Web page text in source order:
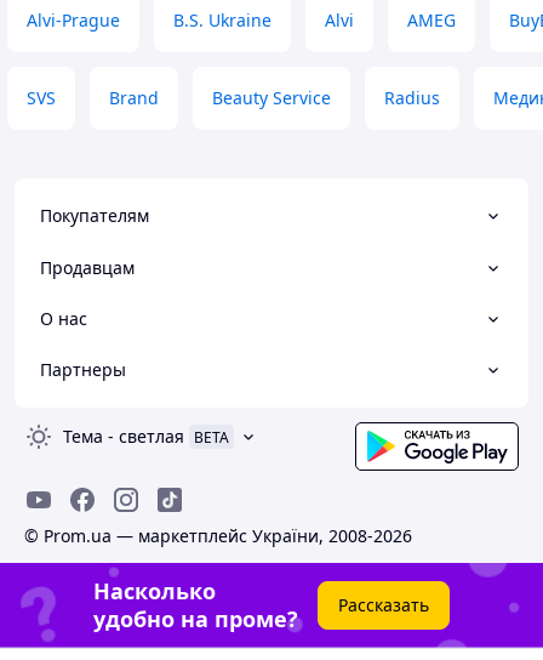
Alvi-Prague B.S. Ukraine Alvi AMEG
SVS Brand Beauty Service Radius
Покупателям
Продавцам
О нас
Партнеры
Тема - светлая BETA
© Prom.ua — маркетплейс України, 2008-2026
Насколько
удобно на проме?
Рассказать